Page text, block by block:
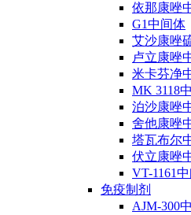
依那康唑
G1中间体
艾沙康唑
卢立康唑
米卡芬净
MK 3118
泊沙康唑
舍他康唑
塔瓦布尔
伏立康唑
VT-1161
免疫制剂
AJM-300